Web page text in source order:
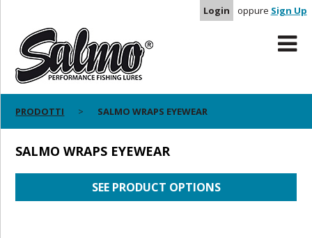
Login oppure Sign Up
PRODOTTI SALMO WRAPS EYEWEAR
SALMO WRAPS EYEWEAR
SEE PRODUCT OPTIONS